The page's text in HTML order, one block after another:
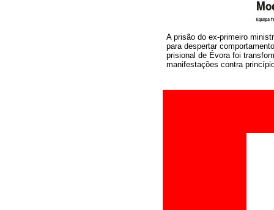
A prisão do ex-primeiro
para despertar
prisional de Évora foi
manifestações contra